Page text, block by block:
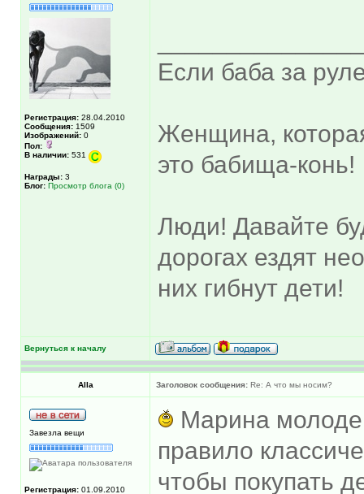
Регистрация: 28.04.2010
Сообщения: 1509
Изображений: 0
Пол:
В наличии: 531
Награды: 3
Блог: Просмотр блога (0)
Если баба за
Женщина,
это бабища-конь!
Люди! Давайте
дорогах ездят
них гибнут дети!
Вернуться к началу
Alla Заголовок сообщения: Re: А что мы носим?
Завезла вещи
Регистрация: 01.09.2010
Марина
правило
чтобы покупать